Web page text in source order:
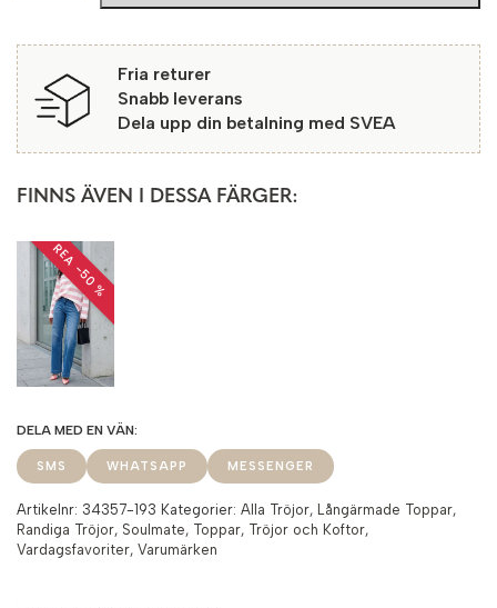
Dark
Navy
mängd
Fria returer
Snabb leverans
Dela upp din betalning med SVEA
FINNS ÄVEN I DESSA FÄRGER:
REA −50 %
SMS WHATSAPP MESSENGER
Artikelnr: 34357-193 Kategorier: Alla Tröjor, Långärmade Toppar,
Randiga Tröjor, Soulmate, Toppar, Tröjor och Koftor,
Vardagsfavoriter, Varumärken